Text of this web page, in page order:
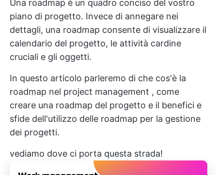
Una roadmap è un quadro conciso del vostro
piano di progetto. Invece di annegare nei
dettagli, una roadmap consente di visualizzare il
calendario del progetto, le attività cardine
cruciali e gli oggetti.
In questo articolo parleremo di che cos'è la
roadmap nel project management , come
creare una roadmap del progetto e il benefici e
sfide dell'utilizzo delle roadmap per la gestione
dei progetti.
vediamo dove ci porta questa strada!